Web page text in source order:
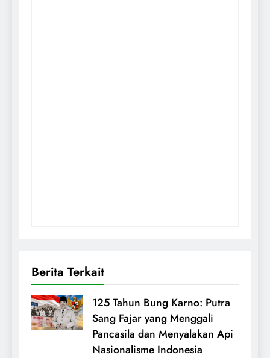
Berita Terkait
125 Tahun Bung Karno: Putra
Sang Fajar yang Menggali
Pancasila dan Menyalakan Api
Nasionalisme Indonesia